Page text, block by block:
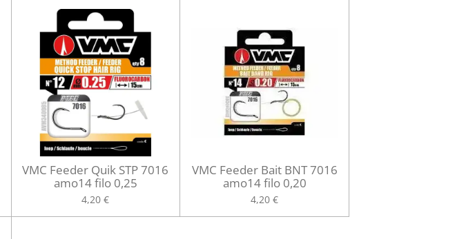
VMC Feeder Quik STP 7016
amo14 filo 0,25
4,20 €
VMC Feeder Bait BNT 7016
amo14 filo 0,20
4,20 €